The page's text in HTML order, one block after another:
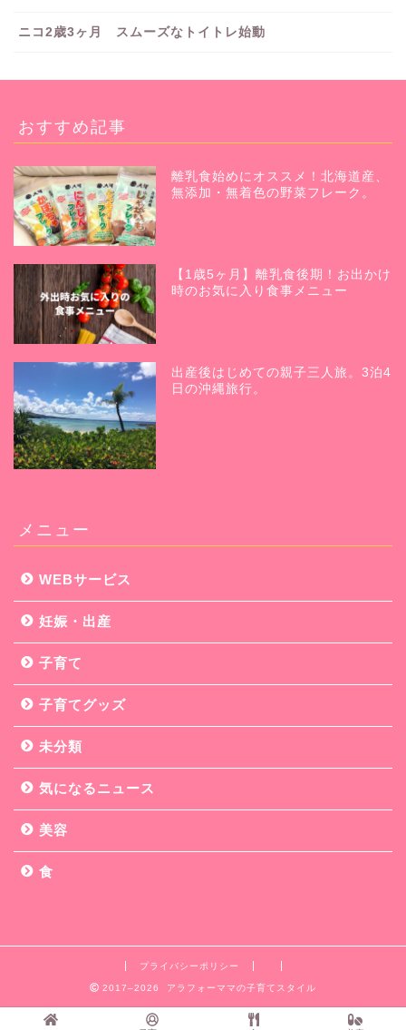
ニコ2歳3ヶ月 スムーズなトイトレ始動
おすすめ記事
離乳食始めにオススメ！北海道産、
無添加・無着色の野菜フレーク。
【1歳5ヶ月】離乳食後期！お出かけ
時のお気に入り食事メニュー
出産後はじめての親子三人旅。3泊4
日の沖縄旅行。
メニュー
WEBサービス
妊娠・出産
子育て
子育てグッズ
未分類
気になるニュース
美容
食
プライバシーポリシー
2017–2026 アラフォーママの子育てスタイル